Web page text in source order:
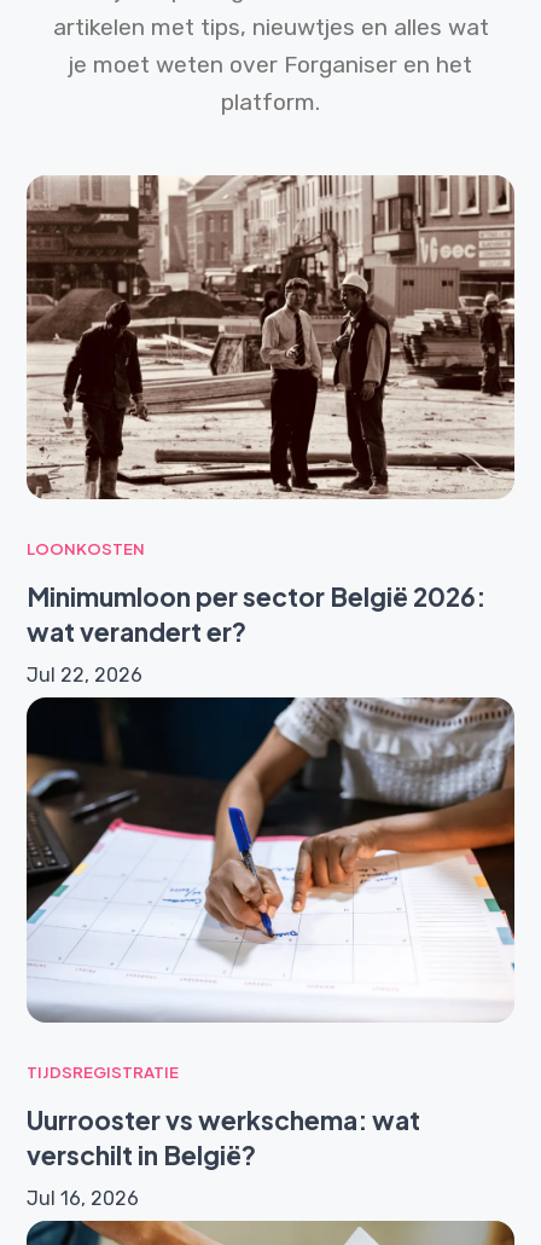
artikelen met tips, nieuwtjes en alles wat
je moet weten over Forganiser en het
platform.
LOONKOSTEN
Minimumloon per sector België 2026:
wat verandert er?
Jul 22, 2026
TIJDSREGISTRATIE
Uurrooster vs werkschema: wat
verschilt in België?
Jul 16, 2026